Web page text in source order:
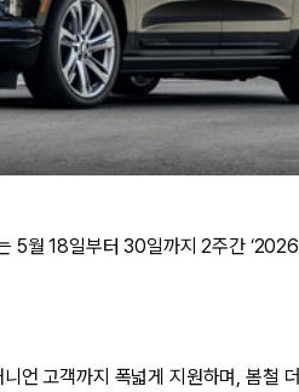
5월 18일부터 30일까지 2주간 ‘2026
언 고객까지 폭넓게 지원하며, 봄철